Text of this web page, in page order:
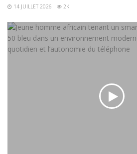
14 JUILLET 2026 2K